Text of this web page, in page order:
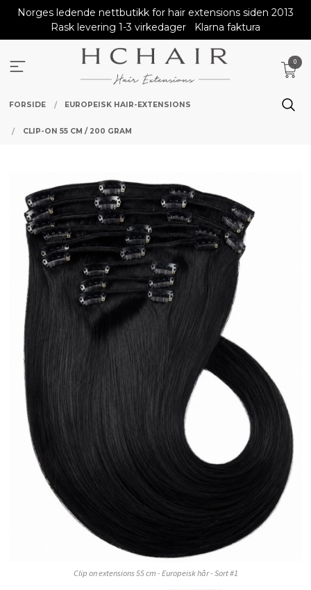
Norges ledende nettbutikk for hair extensions siden 2013
Rask levering 1-3 virkedager
Klarna faktura
0
FORSIDE EUROPEISK HAIR-EXTENSIONS
CLIP-ON 55 CM / 200 GRAM
Clip on extensions 55 cm - Europeisk hår - Sort #1